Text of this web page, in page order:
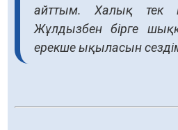
айттым. Халық тек
Жұлдызбен бірге
ерекше ықыласын